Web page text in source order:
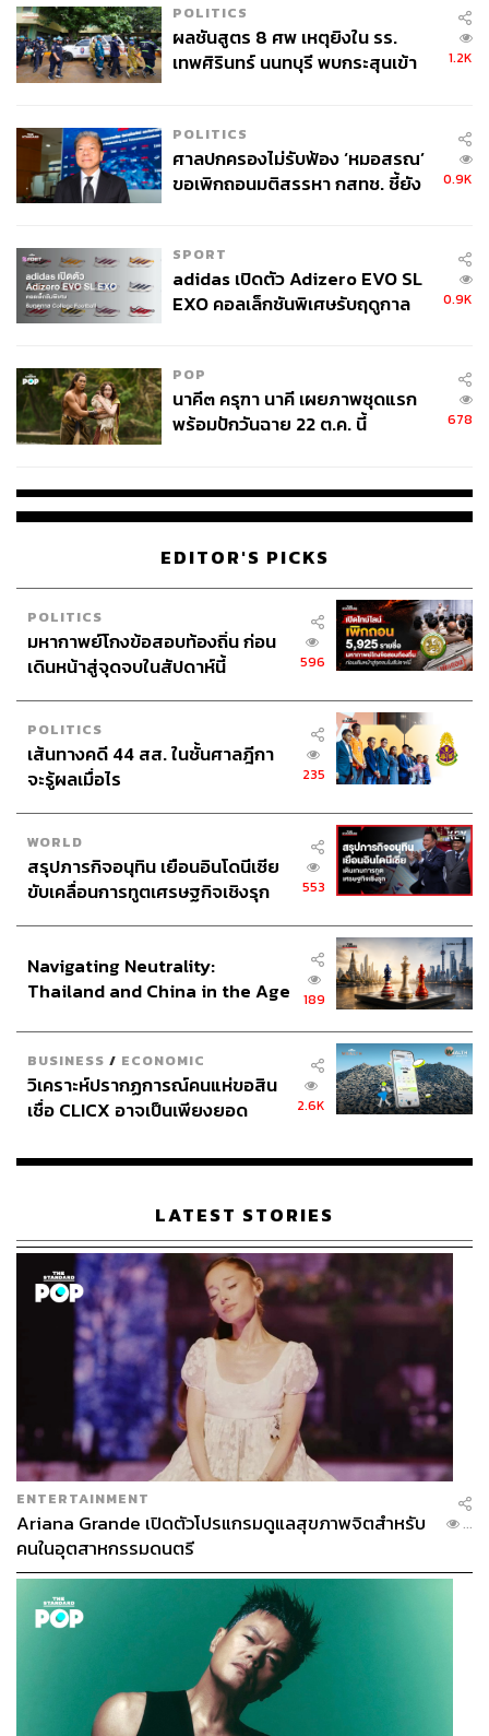
ส่วนภาระ ‘ดอกเบี้ย’ มหาศาลที่เกิดขึ้นระหว่างทาง โรงกลั่น
ต้องเป็นผู้แบกรับไว้เองทั้งหมด
สำหรับประเด็นที่มีการเรียกร้องให้เก็บภาษีลาภลอย
(Windfall Tax) จากโรงกลั่น รุ่งนภา ให้มุมมองว่า หากภาครัฐ
คำตอบที่ชัดเจนว่า ในจังหวะที่ราคาน้ำมันลงจนโรงกลั่น
ขาดทุนหนัก ภาครัฐจะนำเงินมาคืนให้หรือไม่ เพราะโรงกลั่น
ไม่มีเงินไปจ่าย
บทเรียนจากปีที่มีสงครามยูเครน ชี้ให้เห็นว่าเมื่อนำผล
ประกอบการมาประเมินรวมทั้งปี ประกอบกับช่วงปลายปีที่
ราคาไหลลงอย่างรวดเร็วและภาวะเศรษฐกิจที่ไม่ดี ส่งผลให้
กำไรของโรงกลั่นในปีนั้นกลับต่ำกว่าปีปกติเสียด้วยซ้ำ
การจะบังคับใช้กฎหมายลักษณะนี้จึงต้องใช้เวลาพิจารณา
อย่างรอบคอบ ต้องสมเหตุสมผล (Reasonable) เป็นที่ยอมรับ
ของทุกฝ่ายรวมถึงผู้ถือหุ้นด้วย
รุ่งนภา กล่าวทิ้งท้ายว่า อยากให้สังคมและทุกฝ่ายเข้าใจ
กลไกและข้อเท็จจริงของธุรกิจโรงกลั่นอย่างถูกต้อง เพื่อที่
ประเทศจะได้ไม่เสียเวลา และสามารถมุ่งเน้นไปที่การดูแล
ปัญหาเศรษฐกิจในมิติอื่นๆ แทนที่จะนำเรื่องโรงกลั่นมาเป็น
ประเด็นทางการเมือง
สามารถติดตาม THE STANDARD WEALTH
Energy Shock
รุ่งนภา จันทร์ชูเกียรติ
กระทรวงพลังงาน
บริษัท ไทยออยล์ จำกัด (มหาชน)
สภาอุตสาหกรรมแห่งประเทศไทย
บมจ.ไทยออยล์ (TOP)
7.5K
ABOUT THE AUTHOR
ประลองยุทธ ผงงอย
THE STANDARD WEALTH Feature Editor
POLITICS
ผลชันสูตร 8 ศพ เหตุยิงใน รร.
เทพศิรินทร์ นนทบุรี พบกระสุนเข้า
1.2K
POLITICS
ศาลปกครองไม่รับฟ้อง ‘หมอสรณ’
ขอเพิกถอนมติสรรหา กสทช. ชี้ยัง
0.9K
SPORT
adidas เปิดตัว Adizero EVO SL
EXO คอลเล็กชันพิเศษรับฤดูกาล
0.9K
POP
นาคี๓ ครุฑา นาคี เผยภาพชุดแรก
พร้อมปักวันฉาย 22 ต.ค. นี้
678
EDITOR'S PICKS
POLITICS
มหากาพย์โกงข้อสอบท้องถิ่น ก่อน
เดินหน้าสู่จุดจบในสัปดาห์นี้
596
POLITICS
เส้นทางคดี 44 สส. ในชั้นศาลฎีกา
จะรู้ผลเมื่อไร
235
WORLD
สรุปภารกิจอนุทิน เยือนอินโดนีเซีย
ขับเคลื่อนการทูตเศรษฐกิจเชิงรุก
553
Navigating Neutrality:
Thailand and China in the Age
189
BUSINESS / ECONOMIC
วิเคราะห์ปรากฏการณ์คนแห่ขอสิน
เชื่อ CLICX อาจเป็นเพียงยอด
เรือนไทยที่ถูกซุกไว้
2.6K
LATEST STORIES
ENTERTAINMENT
Ariana Grande เปิดตัวโปรแกรมดูแลสุขภาพจิตสำหรับ
คนในอุตสาหกรรมดนตรี
...